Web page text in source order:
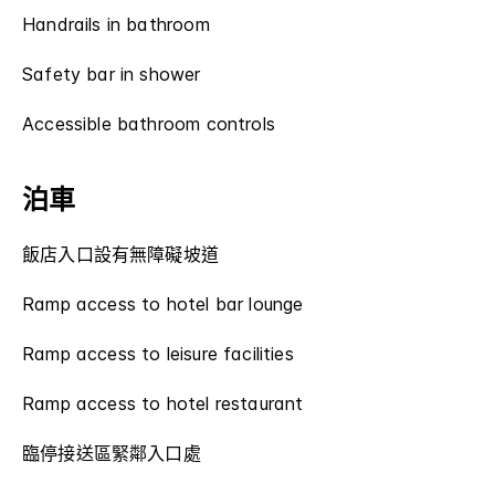
Handrails in bathroom
Safety bar in shower
Accessible bathroom controls
泊車
飯店入口設有無障礙坡道
Ramp access to hotel bar lounge
Ramp access to leisure facilities
Ramp access to hotel restaurant
臨停接送區緊鄰入口處